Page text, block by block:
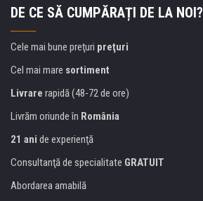
DE CE SĂ CUMPĂRAȚI DE LA NOI?
Cele mai bune preţuri preţuri
Cel mai mare sortiment
Livrare rapidă (48-72 de ore)
Livrăm oriunde în România
21 ani de experienţă
Consultanţă de specialitate GRATUIT
Abordarea amabilă